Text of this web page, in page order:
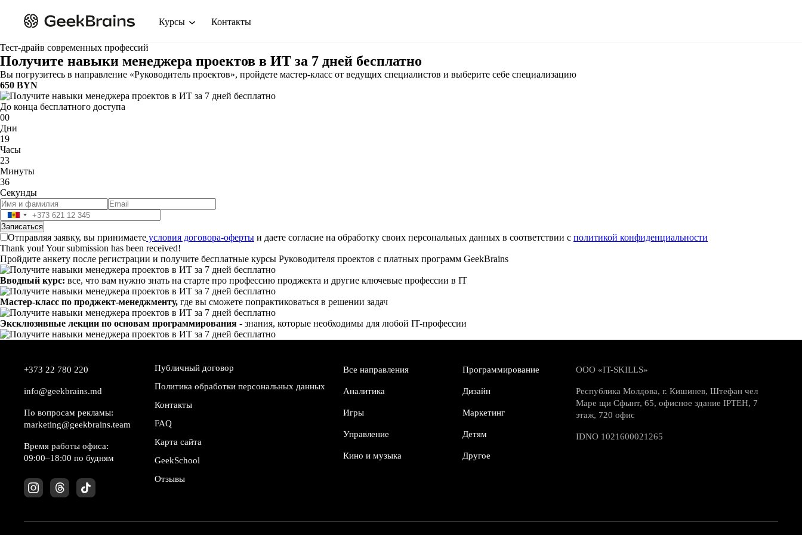
Курсы Контакты
Тест-драйв современных профессий
Получите навыки менеджера проектов в ИТ за 7 дней бесплатно
Вы погрузитесь в направление «Руководитель проектов», пройдете мастер-класс от ведущих специалистов и выберите себе специализацию
650 BYN
До конца бесплатного доступа
00
Дни
19
Часы
23
Минуты
35
Секунды
Отправляя заявку, вы принимаете условия договора-оферты и даете согласие на обработку своих персональных данных в соответствии с политикой конфиденциальности
Thank you! Your submission has been received!
Пройдите анкету после регистрации и получите бесплатные курсы Руководителя проектов с платных программ GeekBrains
Вводный курс: все, что вам нужно знать на старте про профессию проджекта и другие ключевые профессии в IT
Мастер-класс по проджект-менеджменту, где вы сможете попрактиковаться в решении задач
Эксклюзивные лекции по основам программирования - знания, которые необходимы для любой IT-профессии
+373 22 780 220
info@geekbrains.md
По вопросам рекламы:
marketing@geekbrains.team
Время работы офиса:
09:00–18:00 по будням
Публичный договор
Политика обработки персональных данных
Контакты
FAQ
Карта сайта
GeekSchool
Отзывы
Все направления Программирование
Аналитика Дизайн
Игры Маркетинг
Управление Детям
Кино и музыка Другое
ООО «IT-SKILLS»
Республика Молдова, г. Кишинев, Штефан чел
Маре щи Сфынт, 65, офисное здание IPTEH, 7
этаж, 720 офис
IDNO 1021600021265